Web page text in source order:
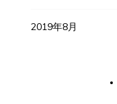
2019年8月